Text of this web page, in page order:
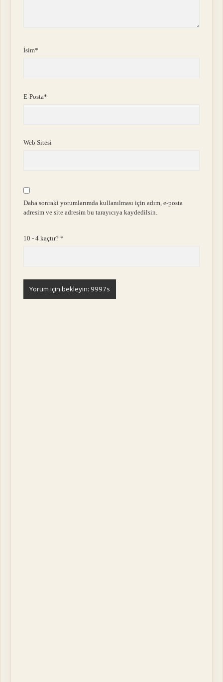
İsim*
E-Posta*
Web Sitesi
Daha sonraki yorumlarımda kullanılması için adım, e-posta
adresim ve site adresim bu tarayıcıya kaydedilsin.
10 - 4 kaçtır?*